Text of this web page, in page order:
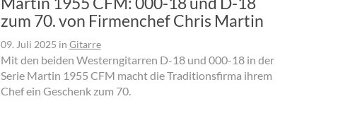
zum 70. von Firmenchef Chris Martin
09. Juli 2025 in Gitarre
Mit den beiden Westerngitarren D-18 und 000-18 in der
Serie Martin 1955 CFM macht die Traditionsfirma ihrem
Chef ein Geschenk zum 70.